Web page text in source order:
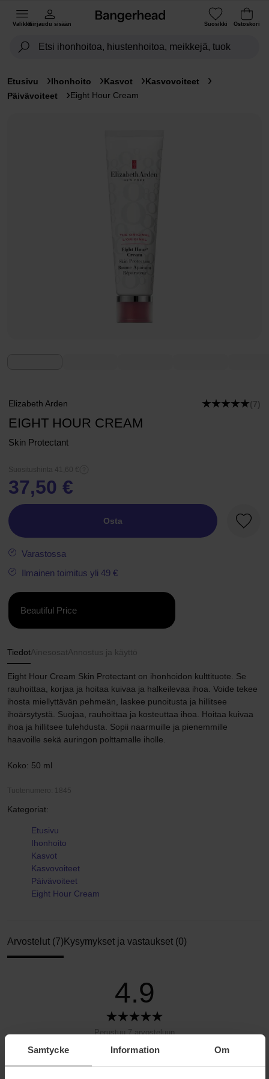
Samtycke Information Om
ValikkoKirjaudu sisään Suosikki Ostoskori
Etusivu Ihonhoito Kasvot
Kasvovoiteet
Päivävoiteet
Eight Hour Cream
Elizabeth Arden (7)
EIGHT HOUR CREAM
Skin Protectant
Suositushinta 41,60 €
37,50 €
Osta
Varastossa
Ilmainen toimitus yli 49 €
Beautiful Price
TiedotAinesosat Annostus ja käyttö
Eight Hour Cream Skin Protectant on ihonhoidon kulttituote. Se
rauhoittaa, korjaa ja hoitaa kuivaa ja halkeilevaa ihoa. Voide tekee
ihosta miellyttävän pehmeän, laskee punoitusta ja hillitsee
ihoärsytystä. Suojaa, rauhoittaa ja kosteuttaa ihoa. Hoitaa kuivaa
ihoa ja hillitsee tulehdusta. Sopii naarmuille ja pienemmille
haavoille sekä auringon polttamalle iholle.
Koko: 50 ml
Tuotenumero: 1845
Kategoriat:
Etusivu
Ihonhoito
Kasvot
Kasvovoiteet
Päivävoiteet
Eight Hour Cream
Arvostelut (7) Kysymykset ja vastaukset (0)
4.9
Perustuu 7 arvosteluun